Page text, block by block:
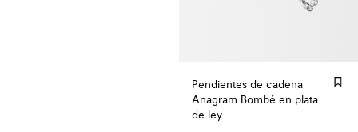
Pendientes de cadena
Anagram Bombé en plata
de ley